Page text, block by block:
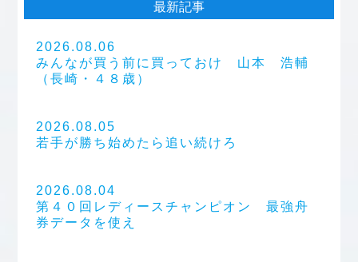
最新記事
2026.08.06
みんなが買う前に買っておけ 山本 浩輔
（長崎・４８歳）
2026.08.05
若手が勝ち始めたら追い続けろ
2026.08.04
第４０回レディースチャンピオン 最強舟
券データを使え